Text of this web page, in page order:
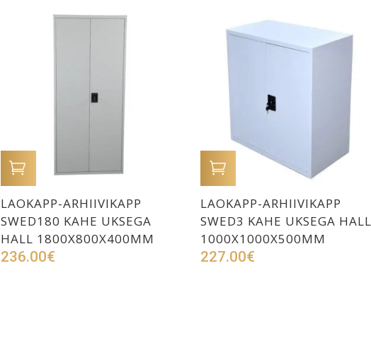
LISA OSTUKORVI
LAOKAPP-ARHIIVIKAPP
SWED180 KAHE UKSEGA
HALL 1800X800X400MM
236.00€
LISA OSTUKORVI
LAOKAPP-ARHIIVIKAPP
SWED3 KAHE UKSEGA HALL
1000X1000X500MM
227.00€